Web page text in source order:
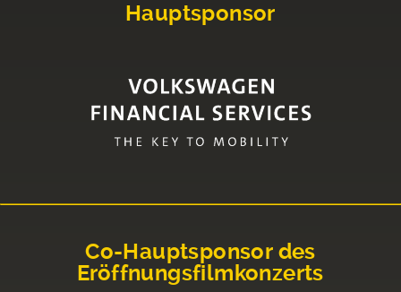
Hauptsponsor
Co-Hauptsponsor des
Eröffnungsfilmkonzerts